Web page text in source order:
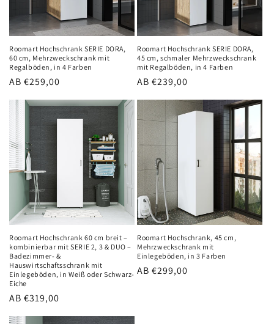
e
:
Roomart Hochschrank SERIE DORA,
60 cm, Mehrzweckschrank mit
Regalböden, in 4 Farben
Normaler
AB €259,00
Roomart Hochschrank SERIE DORA,
45 cm, schmaler Mehrzweckschrank
mit Regalböden, in 4 Farben
Normaler
AB €239,00
Roomart Hochschrank 60 cm breit –
kombinierbar mit SERIE 2, 3 & DUO –
Badezimmer- &
Hauswirtschaftsschrank mit
Einlegeböden, in Weiß oder Schwarz-
Eiche
Normaler
AB €319,00
Roomart Hochschrank, 45 cm,
Mehrzweckschrank mit
Einlegeböden, in 3 Farben
Normaler
AB €299,00